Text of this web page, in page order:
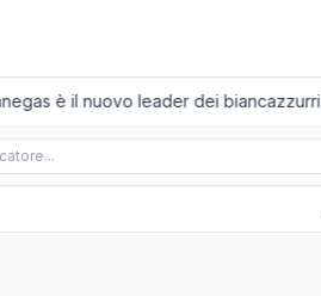
è il nuovo leader dei biancazzurri•